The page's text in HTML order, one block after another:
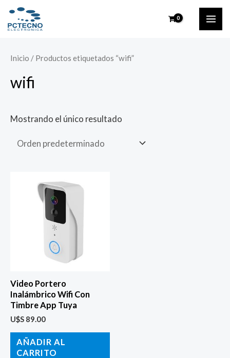
Inicio / Productos etiquetados “wifi”
wifi
Mostrando el único resultado
Video Portero
Inalámbrico Wifi Con
Timbre App Tuya
U$S 89.00
AÑADIR AL
CARRITO